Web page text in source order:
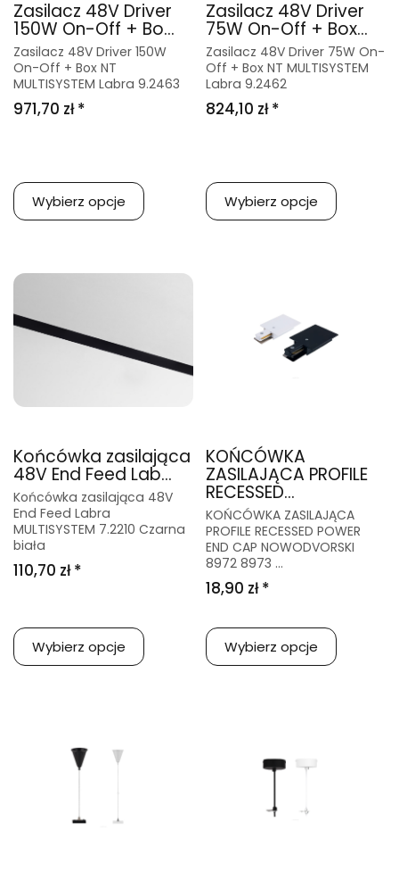
Zasilacz 48V Driver
150W On-Off + Bo...
Zasilacz 48V Driver 150W
On-Off + Box NT
MULTISYSTEM Labra 9.2463
971,70 zł *
Wybierz opcje
Zasilacz 48V Driver
75W On-Off + Box...
Zasilacz 48V Driver 75W On-
Off + Box NT MULTISYSTEM
Labra 9.2462
824,10 zł *
Wybierz opcje
Końcówka zasilająca
48V End Feed Lab...
Końcówka zasilająca 48V
End Feed Labra
MULTISYSTEM 7.2210 Czarna
biała
110,70 zł *
Wybierz opcje
KOŃCÓWKA
ZASILAJĄCA PROFILE
RECESSED...
KOŃCÓWKA ZASILAJĄCA
PROFILE RECESSED POWER
END CAP NOWODVORSKI
8972 8973 ...
18,90 zł *
Wybierz opcje